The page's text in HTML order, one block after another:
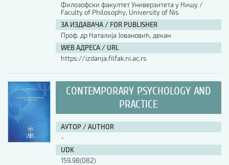
Филозофски факултет Универзитета у Нишу /
Faculty of Philosophy, University of Nis
ЗА ИЗДАВАЧА / FOR PUBLISHER
Проф. др Наталија Јовановић, декан
WEB АДРЕСА / URL
https://izdanja.filfak.ni.ac.rs
CONTEMPORARY PSYCHOLOGY AND
PRACTICE
АУТОР / AUTHOR
-
UDK
159.98(082)